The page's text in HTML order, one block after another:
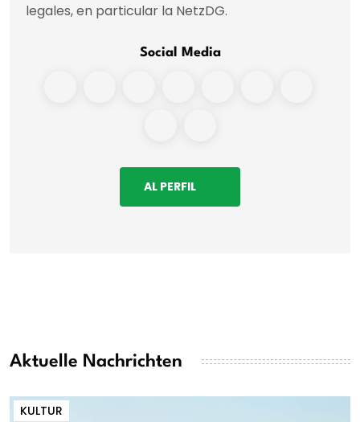
legales, en particular la NetzDG.
Social Media
AL PERFIL
Aktuelle Nachrichten
KULTUR